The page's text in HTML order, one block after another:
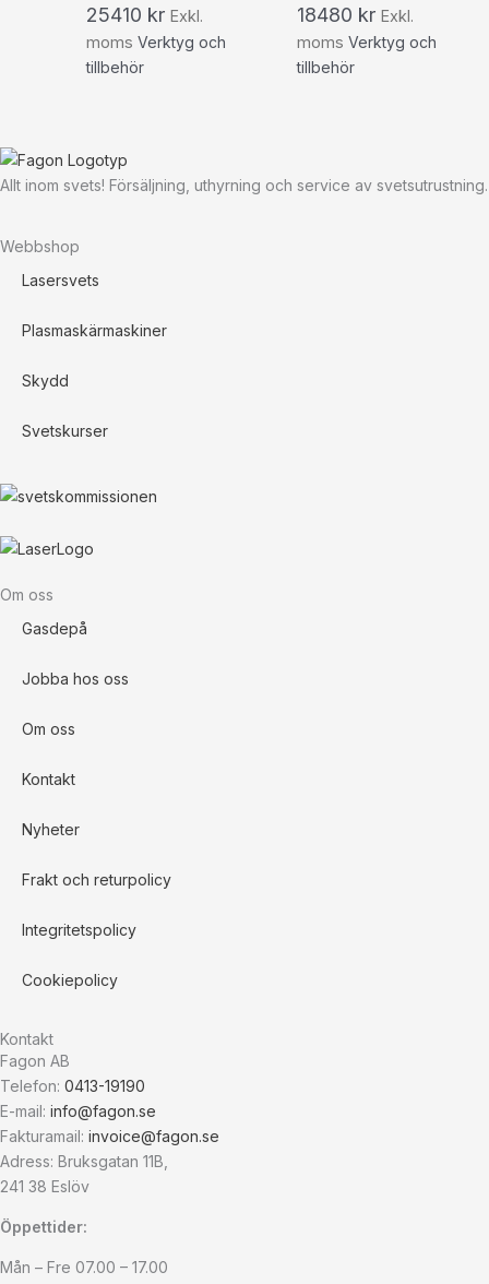
25410 kr Exkl.
moms Verktyg och
tillbehör
18480 kr Exkl.
moms Verktyg och
tillbehör
Allt inom svets! Försäljning, uthyrning och service av svetsutrustning.
Webbshop
Lasersvets
Plasmaskärmaskiner
Skydd
Svetskurser
Om oss
Gasdepå
Jobba hos oss
Om oss
Kontakt
Nyheter
Frakt och returpolicy
Integritetspolicy
Cookiepolicy
Kontakt
Fagon AB
Telefon: 0413-19190
E-mail: info@fagon.se
Fakturamail: invoice@fagon.se
Adress: Bruksgatan 11B,
241 38 Eslöv
Öppettider:
Mån – Fre 07.00 – 17.00